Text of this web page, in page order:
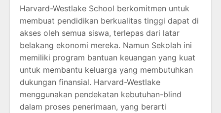
Harvard-Westlake School berkomitmen untuk
membuat pendidikan berkualitas tinggi dapat di
akses oleh semua siswa, terlepas dari latar
belakang ekonomi mereka. Namun Sekolah ini
memiliki program bantuan keuangan yang kuat
untuk membantu keluarga yang membutuhkan
dukungan finansial. Harvard-Westlake
menggunakan pendekatan kebutuhan-blind
dalam proses penerimaan, yang berarti